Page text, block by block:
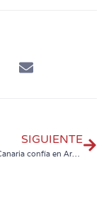
SIGUIENTE
SPAR Gran Canaria confía en Archipiélago Renting para actualizar su flota de vehículos